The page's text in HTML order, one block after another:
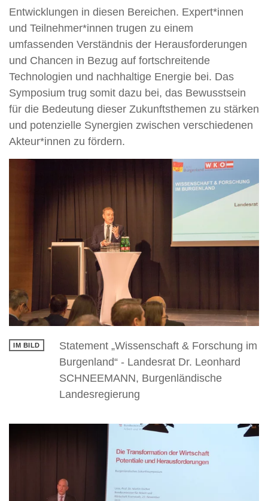
Entwicklungen in diesen Bereichen. Expert*innen
und Teilnehmer*innen trugen zu einem
umfassenden Verständnis der Herausforderungen
und Chancen in Bezug auf fortschreitende
Technologien und nachhaltige Energie bei. Das
Symposium trug somit dazu bei, das Bewusstsein
für die Bedeutung dieser Zukunftsthemen zu stärken
und potenzielle Synergien zwischen verschiedenen
Akteur*innen zu fördern.
Statement „Wissenschaft & Forschung im
Burgenland“ - Landesrat Dr. Leonhard
SCHNEEMANN, Burgenländische
Landesregierung